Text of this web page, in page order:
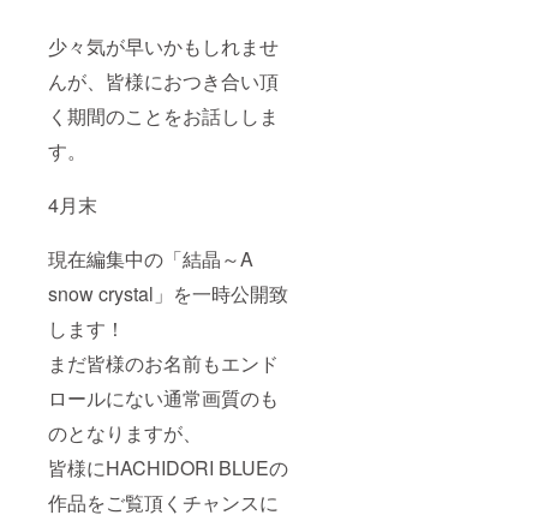
少々気が早いかもしれませ
んが、皆様におつき合い頂
く期間のことをお話ししま
す。
4月末
現在編集中の「結晶～A
snow crystal」を一時公開致
します！
まだ皆様のお名前もエンド
ロールにない通常画質のも
のとなりますが、
皆様にHACHIDORI BLUEの
作品をご覧頂くチャンスに